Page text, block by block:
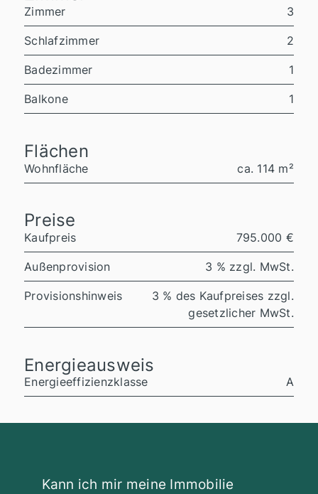
Zimmer 3
Schlafzimmer 2
Badezimmer 1
Balkone 1
Flächen
Wohnfläche ca. 114 m²
Preise
Kaufpreis 795.000 €
Außenprovision 3 % zzgl. MwSt.
Provisionshinweis
3 % des Kaufpreises zzgl.
gesetzlicher MwSt.
Energieausweis
Energieeffizienzklasse A
Kann ich mir meine Immobilie